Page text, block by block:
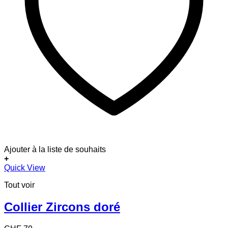
Ajouter à la liste de souhaits
+
Quick View
Tout voir
Collier Zircons doré